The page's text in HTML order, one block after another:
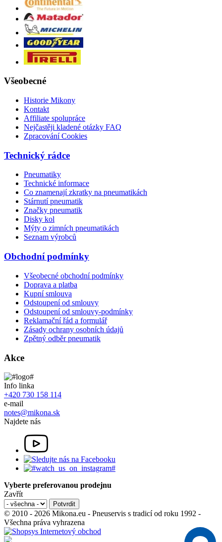
Všeobecné
Historie Mikony
Kontakt
Affiliate spolupráce
Nejčastěji kladené otázky FAQ
Zpracování Cookies
Technický rádce
Pneumatiky
Technické informace
Co znamenají zkratky na pneumatikách
Stárnutí pneumatik
Značky pneumatik
Disky kol
Mýty o zimních pneumatikách
Seznam výrobců
Obchodní podmínky
Všeobecné obchodní podmínky
Doprava a platba
Kupní smlouva
Odstoupení od smlouvy
Odstoupení od smlouvy-podmínky
Reklamační řád a formulář
Zásady ochrany osobních údajů
Zpětný odběr pneumatik
Akce
Info linka
+420 730 158 114
e-mail
notes@mikona.sk
Najdete nás
Vyberte preferovanou prodejnu
Zavřít
© 2010 - 2026 Mikona.eu - Pneuservis s tradicí od roku 1992 -
Všechna práva vyhrazena